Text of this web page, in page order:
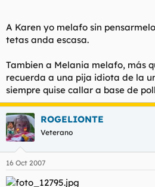
de artistas y tal hacen unas fotos de
A Karen yo melafo sin
tetas anda escasa.
Tambien a Melania melafo, más
recuerda a una pija idiota de la
siempre quise callar a base de
ROGELIONTE
Veterano
16 Oct 2007